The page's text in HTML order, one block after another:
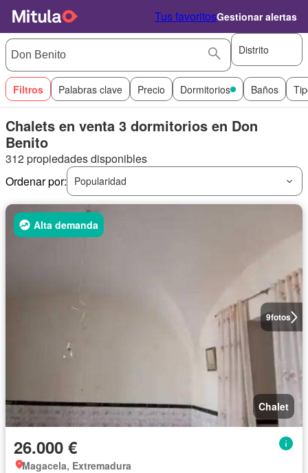
Tus favoritosGestionar alertas
Distrito
Filtros Palabras clave Precio Dormitorios Baños
Chalets en venta 3 dormitorios en Don
Benito
312 propiedades disponibles
Ordenar por:
Popularidad
9fotos
Alta demanda
Chalet
26.000 €
Magacela, Extremadura